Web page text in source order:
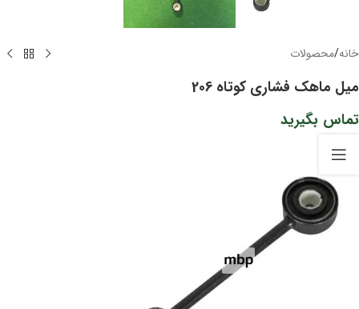
خانه/محصولات
میل ماهک فشاری کوتاه 206
تماس بگیرید